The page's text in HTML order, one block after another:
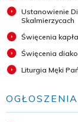
Ustanowienie
Skalmierzycach
Święcenia
Święcenia
Liturgia Męki
OGŁOSZENIA